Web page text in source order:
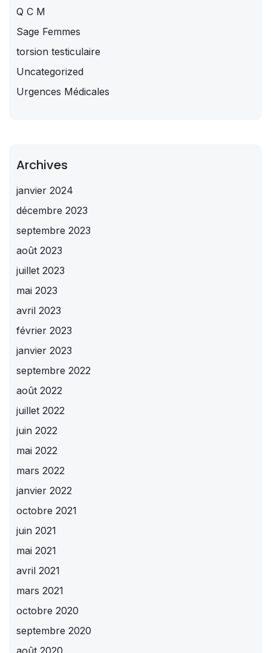
Q C M
Sage Femmes
torsion testiculaire
Uncategorized
Urgences Médicales
Archives
janvier 2024
décembre 2023
septembre 2023
août 2023
juillet 2023
mai 2023
avril 2023
février 2023
janvier 2023
septembre 2022
août 2022
juillet 2022
juin 2022
mai 2022
mars 2022
janvier 2022
octobre 2021
juin 2021
mai 2021
avril 2021
mars 2021
octobre 2020
septembre 2020
août 2020